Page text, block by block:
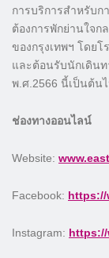
การบริการสำหรับก
ต้องการพักย่านใจก
ของกรุงเทพฯ โดย
และต้อนรับนักเดิน
พ.ศ.2566 นี้เป็นต้น
ช่องทางออนไลน์
Website:
Facebook: https://
Instagram: https://